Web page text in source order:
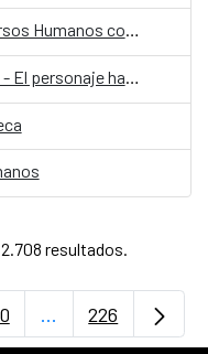
HumanOS - El Futuro de los Recursos Humanos con IA
Taller de escritura autobiográfica - El personaje habitado
resultados.
Use TAB para
...PáginasPágina
226